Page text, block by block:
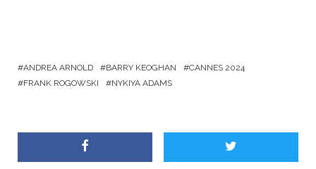
ANDREA ARNOLD BARRY KEOGHAN
CANNES 2024
FRANK ROGOWSKI
NYKIYA ADAMS